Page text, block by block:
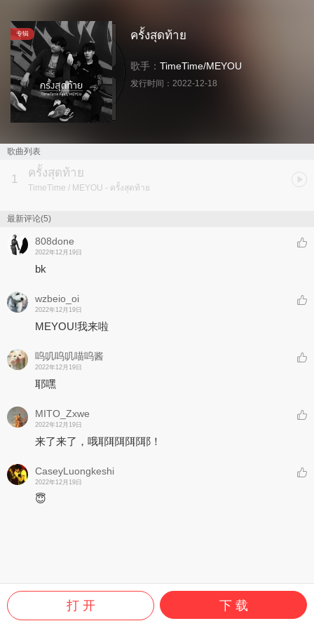
专辑 ครั้งสุดท้าย
歌手： TimeTime/MEYOU
发行时间： 2022-12-18
歌曲列表
1 ครั้งสุดท้าย
TimeTime / MEYOU - ครั้งสุดท้าย
最新评论(5)
808done
2022年12月19日
bk
wzbeio_oi
2022年12月19日
MEYOU!我来啦
呜叽呜叽喵呜酱
2022年12月19日
耶嘿
MITO_Zxwe
2022年12月19日
来了来了，哦耶耶耶耶耶！
CaseyLuongkeshi
2022年12月19日
😇
打 开 下 载